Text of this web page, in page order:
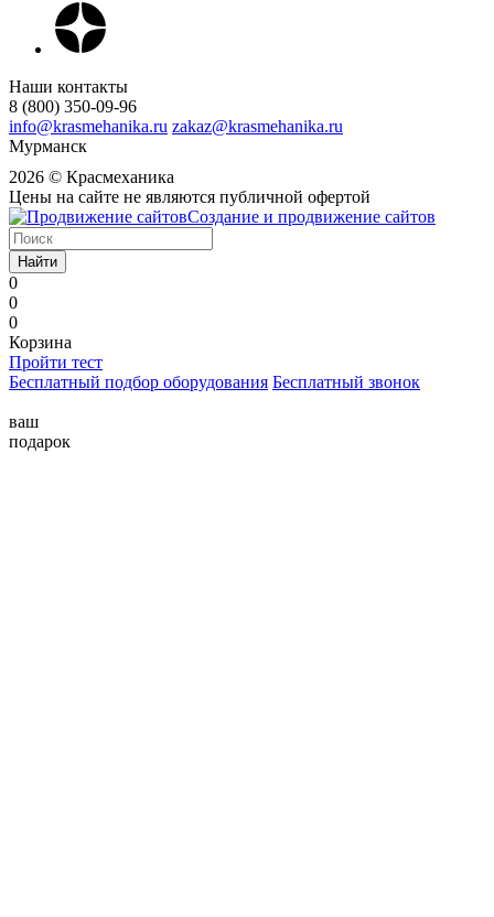
Наши контакты
8 (800) 350-09-96
info@krasmehanika.ru zakaz@krasmehanika.ru
Мурманск
2026 © Красмеханика
Цены на сайте не являются публичной офертой
Создание и продвижение сайтов
Найти
0
0
0
Корзина
Пройти тест
Бесплатный подбор оборудования Бесплатный звонок
ваш
подарок